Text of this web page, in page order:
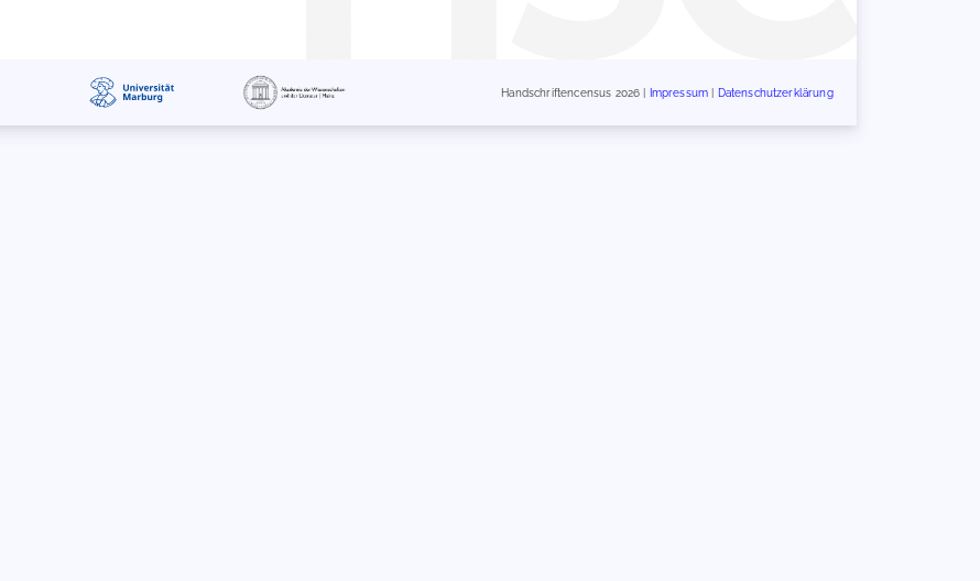
Handschriftencensus 2026 | Impressum Datenschutzerklärung